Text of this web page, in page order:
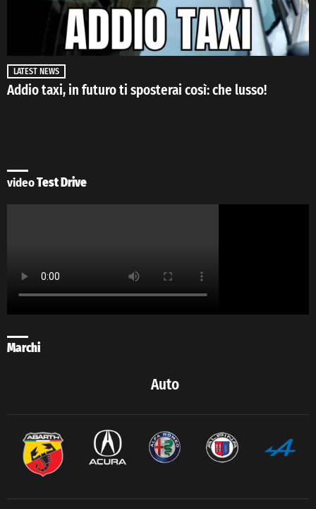
LATEST NEWS
Addio taxi, in futuro ti sposterai così: che lusso!
videoTest Drive
Marchi
Auto